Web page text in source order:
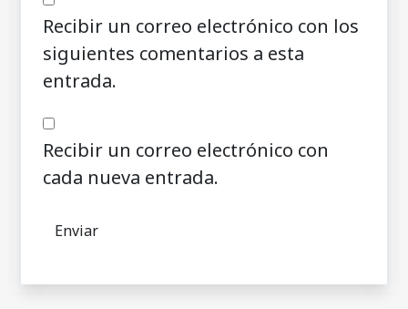
Recibir un correo electrónico con los
siguientes comentarios a esta
entrada.
Recibir un correo electrónico con
cada nueva entrada.